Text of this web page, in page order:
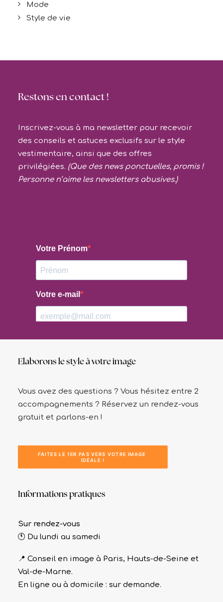
Mode
Style de vie
Restons en contact !
Inscrivez-vous à ma newsletter pour recevoir
des conseils et astuces exclusifs sur le style
vestimentaire, ainsi que des offres
privilégiées. (Que des news ponctuelles, promis !
Personne n’aime les newsletters abusives.)
Elaborons le style à votre image
Vous avez des questions ? Vous hésitez entre 2
accompagnements ? Réservez un rendez-vous
gratuit et parlons-en !
FAITES LE 1ER PAS VERS VOTRE IMAGE
IDÉALE !
Informations pratiques
Sur rendez-vous
🕚 Du lundi au samedi
📍 Conseil en image à Paris, Hauts-de-Seine et
Val-de-Marne.
En ligne ou à domicile : sur demande.